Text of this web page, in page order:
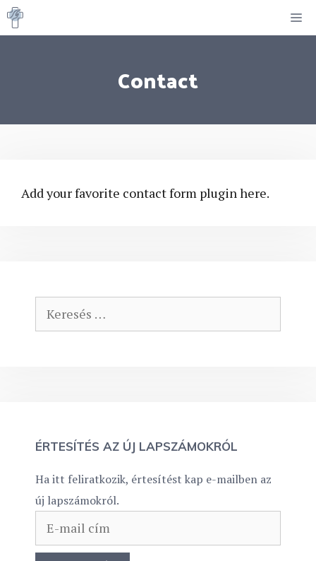
Kilépés
a
Contact
Add your favorite contact form plugin here.
Keresés:
ÉRTESÍTÉS AZ ÚJ LAPSZÁMOKRÓL
Ha itt feliratkozik, értesítést kap e-mailben az
új lapszámokról.